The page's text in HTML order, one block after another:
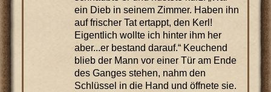
ein Dieb in seinem Zimmer. Haben ihn
auf frischer Tat ertappt, den Kerl!
Eigentlich wollte ich hinter ihm her
aber...er bestand darauf.“ Keuchend
blieb der Mann vor einer Tür am Ende
des Ganges stehen, nahm den
Schlüssel in die Hand und öffnete sie.